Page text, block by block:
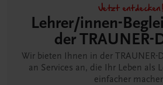
Jetzt entdecken!
Lehrer/innen-
der TRAUNER-
Wir bieten Ihnen in der TRAUNER-
an Services an, die Ihr Leben als
einfacher